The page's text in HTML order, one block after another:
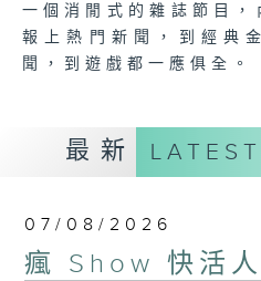
一個消閒式的雜誌節目，
報上熱門新聞，到經典
聞，到遊戲都一應俱全。
最新 LATEST
07/08/2026
瘋 Show 快活人